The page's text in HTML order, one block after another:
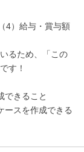
4）給与・賞与額
るため、「この
す！
できること
ースを作成できる